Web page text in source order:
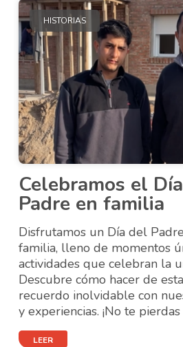
HISTORIAS
Celebramos el
Padre en familia
Disfrutamos un Día del
familia, lleno de momentos
actividades que celebran la
Descubre cómo hacer de
recuerdo inolvidable con
y experiencias. ¡No te
LEER